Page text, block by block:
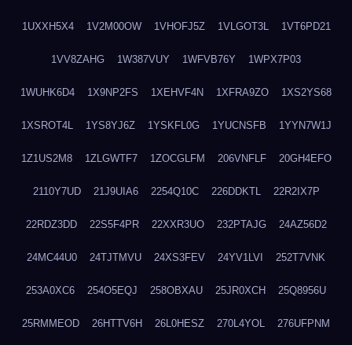
1UXXH5X4 1V2M00OW 1VHOFJ5Z 1VLGOT3L 1VT6PD21
1VV8ZAHG 1W387VUY 1WFVB76Y 1WPX7P03
1WUHK6D4 1X9NP2FS 1XEHVF4N 1XFRA9ZO 1XS2YS68
1XSROT4L 1YS8YJ6Z 1YSKFL0G 1YUCNSFB 1YYN7W1J
1Z1US2M8 1ZLGWTF7 1ZOCGLFM 206VNFLF 20GH4EFO
2110Y7UD 21J9UIA6 2254Q10C 226DDKTL 22R2IX7P
22RDZ3DD 22S5F4PR 22XXR3UO 232PTAJG 24AZ56D2
24MC44U0 24TJTMVU 24XS3FEV 24YV1LVI 252T7VNK
253A0XC6 254O5EQJ 258OBXAU 25JR0XCH 25Q8956U
25RMMEOD 26HTTV6H 26L0HESZ 270L4YOL 276UFPNM